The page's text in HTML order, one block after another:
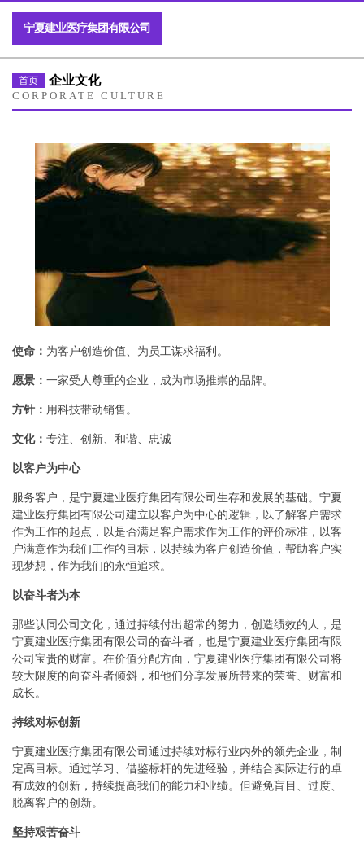
宁夏建业医疗集团有限公司
首页 企业文化
CORPORATE CULTURE
使命： 为客户创造价值、为员工谋求福利。
愿景： 一家受人尊重的企业，成为市场推崇的品牌。
方针： 用科技带动销售。
文化： 专注、创新、和谐、忠诚
以客户为中心
服务客户，是宁夏建业医疗集团有限公司生存和发展的基础。宁夏
建业医疗集团有限公司建立以客户为中心的逻辑，以了解客户需求
作为工作的起点，以是否满足客户需求作为工作的评价标准，以客
户满意作为我们工作的目标，以持续为客户创造价值，帮助客户实
现梦想，作为我们的永恒追求。
以奋斗者为本
那些认同公司文化，通过持续付出超常的努力，创造绩效的人，是
宁夏建业医疗集团有限公司的奋斗者，也是宁夏建业医疗集团有限
公司宝贵的财富。在价值分配方面，宁夏建业医疗集团有限公司将
较大限度的向奋斗者倾斜，和他们分享发展所带来的荣誉、财富和
成长。
持续对标创新
宁夏建业医疗集团有限公司通过持续对标行业内外的领先企业，制
定高目标。通过学习、借鉴标杆的先进经验，并结合实际进行的卓
有成效的创新，持续提高我们的能力和业绩。但避免盲目、过度、
脱离客户的创新。
坚持艰苦奋斗